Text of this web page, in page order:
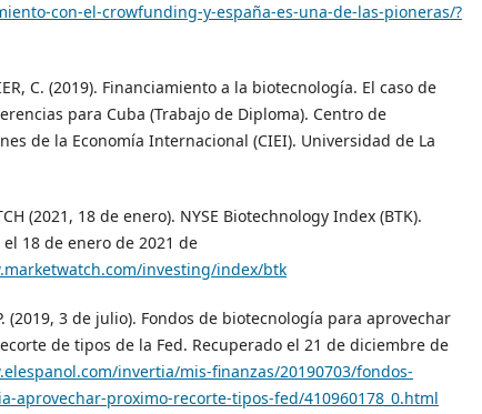
con-el-crowfunding-y-españa-es-una-de-las-pioneras/?
C. (2019). Financiamiento a la biotecnología. El caso de
para Cuba (Trabajo de Diploma). Centro de
de la Economía Internacional (CIEI). Universidad de La
(2021, 18 de enero). NYSE Biotechnology Index (BTK).
18 de enero de 2021 de
investing/index/btk
(2019, 3 de julio). Fondos de biotecnología para aprovechar
de tipos de la Fed. Recuperado el 21 de diciembre de
invertia/mis-finanzas/20190703/fondos-
aprovechar-proximo-recorte-tipos-fed/410960178_0.html